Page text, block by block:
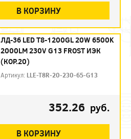
В КОРЗИНУ
ЛД-36 LED Т8-1200GL 20W 6500K
2000LM 230V G13 FROST ИЭК
(КОР.20)
Артикул: LLE-T8R-20-230-65-G13
352.26 руб.
В КОРЗИНУ